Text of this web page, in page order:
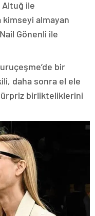
Altuğ ile
kimseyi almayan
Gönenli ile
bir
daha sonra el ele
birlikteliklerini